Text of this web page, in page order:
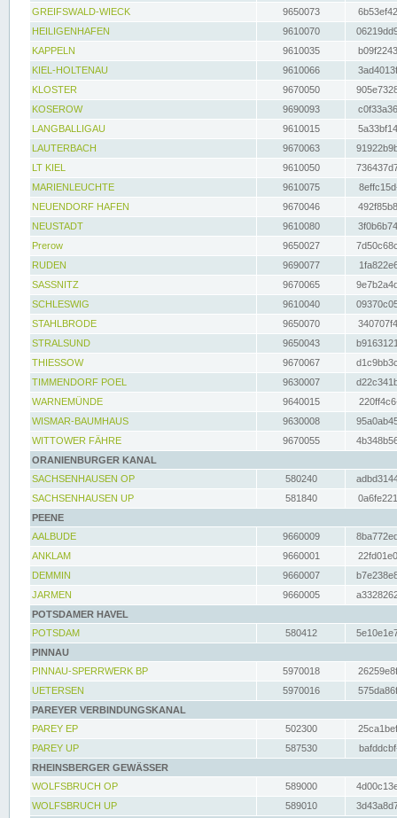
GREIFSWALD-WIECK
9650073
HEILIGENHAFEN
9610070
KAPPELN
9610035
KIEL-HOLTENAU
9610066
KLOSTER
9670050
KOSEROW
9690093
LANGBALLIGAU
9610015
LAUTERBACH
9670063
LT KIEL
9610050
MARIENLEUCHTE
9610075
NEUENDORF HAFEN
9670046
NEUSTADT
9610080
Prerow
9650027
RUDEN
9690077
SASSNITZ
9670065
SCHLESWIG
9610040
STAHLBRODE
9650070
STRALSUND
9650043
THIESSOW
9670067
TIMMENDORF POEL
9630007
WARNEMÜNDE
9640015
WISMAR-BAUMHAUS
9630008
WITTOWER FÄHRE
9670055
ORANIENBURGER KANAL
SACHSENHAUSEN OP
580240
SACHSENHAUSEN UP
581840
PEENE
AALBUDE
9660009
ANKLAM
9660001
DEMMIN
9660007
JARMEN
9660005
POTSDAMER HAVEL
POTSDAM
580412
PINNAU
PINNAU-SPERRWERK BP
5970018
UETERSEN
5970016
PAREYER VERBINDUNGSKANAL
PAREY EP
502300
PAREY UP
587530
RHEINSBERGER GEWÄSSER
WOLFSBRUCH OP
589000
WOLFSBRUCH UP
589010